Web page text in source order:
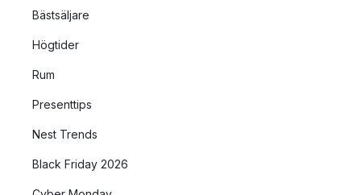
Bästsäljare
Högtider
Rum
Presenttips
Nest Trends
Black Friday 2026